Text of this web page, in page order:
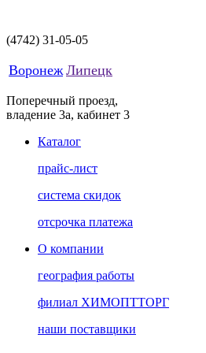
(4742) 31-05-05
Воронеж Липецк
Поперечный проезд,
владение 3а, кабинет 3
Каталог
прайс-лист
система скидок
отсрочка платежа
О компании
география работы
филиал ХИМОПТТОРГ
наши поставщики